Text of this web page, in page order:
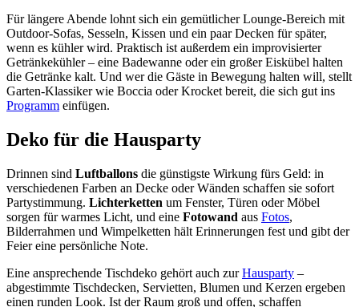
Für längere Abende lohnt sich ein gemütlicher Lounge-Bereich mit
Outdoor-Sofas, Sesseln, Kissen und ein paar Decken für später,
wenn es kühler wird. Praktisch ist außerdem ein improvisierter
Getränkekühler – eine Badewanne oder ein großer Eiskübel halten
die Getränke kalt. Und wer die Gäste in Bewegung halten will, stellt
Garten-Klassiker wie Boccia oder Krocket bereit, die sich gut ins
Programm einfügen.
Deko für die Hausparty
Drinnen sind Luftballons die günstigste Wirkung fürs Geld: in
verschiedenen Farben an Decke oder Wänden schaffen sie sofort
Partystimmung. Lichterketten um Fenster, Türen oder Möbel
sorgen für warmes Licht, und eine Fotowand aus Fotos,
Bilderrahmen und Wimpelketten hält Erinnerungen fest und gibt der
Feier eine persönliche Note.
Eine ansprechende Tischdeko gehört auch zurHausparty –
abgestimmte Tischdecken, Servietten, Blumen und Kerzen ergeben
einen runden Look. Ist der Raum groß und offen, schaffen